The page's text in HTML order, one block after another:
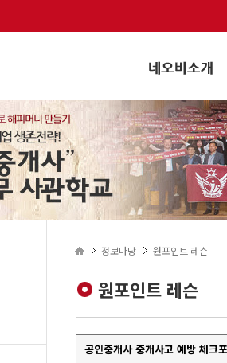
정보마당 원포인트 레슨
원포인트 레슨
공인중개사 중개사고 예방 체크